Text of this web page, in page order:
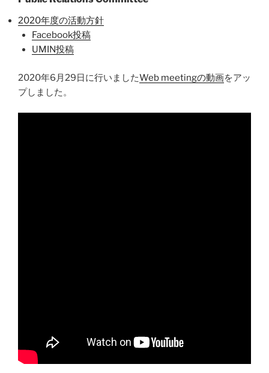
2020年度の活動方針
Facebook投稿
UMIN投稿
2020年6月29日に行いましたWeb meetingの動画をアッ
プしました。